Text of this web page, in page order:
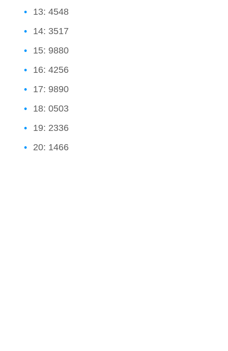
13: 4548
14: 3517
15: 9880
16: 4256
17: 9890
18: 0503
19: 2336
20: 1466